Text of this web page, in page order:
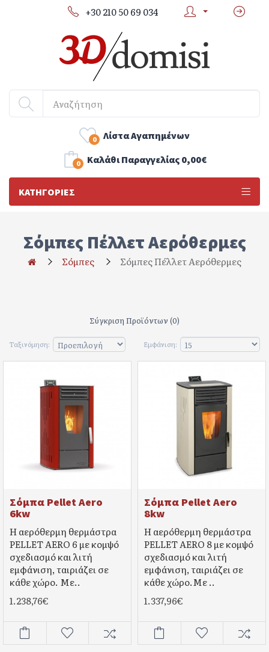
+30 210 50 69 034
0 Λίστα Αγαπημένων
0 Kαλάθι Παραγγελίας 0,00€
ΚΑΤΗΓΟΡΊΕΣ
Σόμπες Πέλλετ Αερόθερμες
Σόμπες Σόμπες Πέλλετ Αερόθερμες
Σύγκριση Προϊόντων (0)
Ταξινόμηση: Εμφάνιση:
Σόμπα Pellet Aero
6kw
Η αερόθερμη θερμάστρα
PELLET AERO 6 με κομψό
σχεδιασμό και λιτή
εμφάνιση, ταιριάζει σε
κάθε χώρο. Mε..
1.238,76€
Σόμπα Pellet Aero
8kw
Η αερόθερμη θερμάστρα
PELLET AERO 8 με κομψό
σχεδιασμό και λιτή
εμφάνιση, ταιριάζει σε
κάθε χώρο.Mε ..
1.337,96€